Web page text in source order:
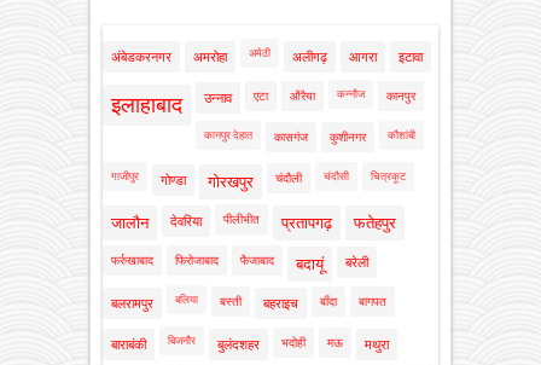
अंबेडकरनगर अमरोहा अमेठी अलीगढ़ आगरा इटावा
इलाहाबाद उन्नाव एटा औरैया कन्नौज कानपुर
कानपुर देहात कासगंज कुशीनगर कौशांबी
गाजीपुर गोण्डा गोरखपुर चंदौली चंदौसी चित्रकूट
जालौन देवरिया पीलीभीत प्रतापगढ़ फतेहपुर
फर्रुखाबाद फिरोजाबाद फैजाबाद बदायूं बरेली
बलरामपुर बलिया बस्ती बहराइच बाँदा बागपत
बाराबंकी बिजनौर बुलंदशहर भदोही मऊ मथुरा